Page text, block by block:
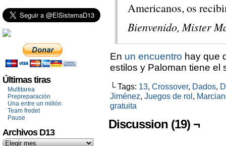
Últimas tiras
Multitarea
Prepreparación
Una entre un millón
Team fredet
Pause
Archivos D13
Americanos, os
Bienvenido, Mister
En un encuentro hay que
estilos y Paloman tiene el
└ Tags: 13, Crossover, Dados,
Jiménez, Juegos de rol,
gratuita
Discussion (19) ¬